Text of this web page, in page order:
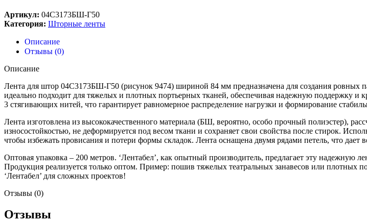
Артикул: 04С3173БШ-Г50
Категория: Шторные ленты
Описание
Отзывы (0)
Описание
Лента для штор 04С3173БШ-Г50 (рисунок 9474) шириной 84 мм предназначена для создания ровных
идеально подходит для тяжелых и плотных портьерных тканей, обеспечивая надежную поддержку
3 стягивающих нитей, что гарантирует равномерное распределение нагрузки и формирование
Лента изготовлена из высококачественного материала (БШ, вероятно, особо прочный полиэстер),
износостойкостью, не деформируется под весом ткани и сохраняет свои свойства после стирок.
чтобы избежать провисания и потери формы складок. Лента оснащена двумя рядами петель, что дает
Оптовая упаковка – 200 метров. ‘Лентабел’, как опытный производитель, предлагает эту надежную
Продукция реализуется только оптом. Пример: пошив тяжелых театральных занавесов или плотных
‘Лентабел’ для сложных проектов!
Отзывы (0)
Отзывы